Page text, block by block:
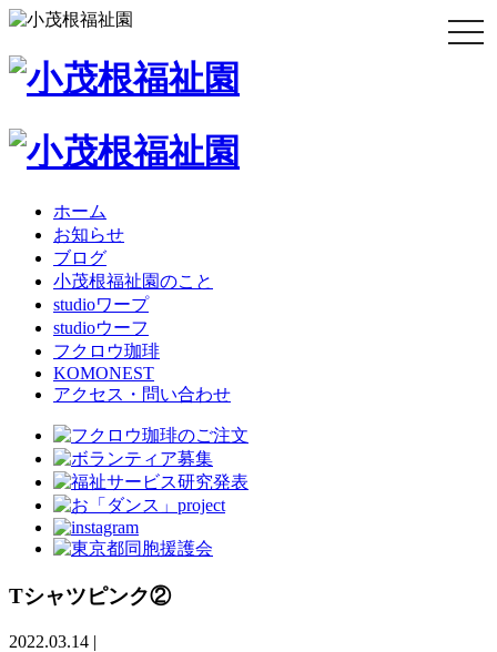
ホーム
お知らせ
ブログ
小茂根福祉園のこと
studioワープ
studioウーフ
フクロウ珈琲
KOMONEST
アクセス・問い合わせ
Tシャツピンク②
2022.03.14 |